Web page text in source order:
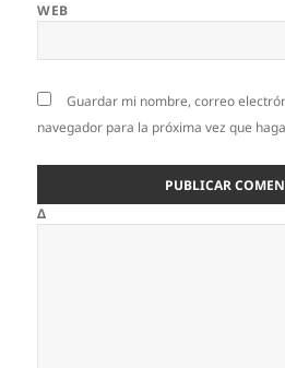
WEB
Guardar mi nombre, correo
navegador para la próxima vez que
Δ